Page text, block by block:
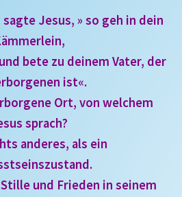
Jesus, » so geh in dein
bete zu deinem Vater, der
ist«.
Ort, von welchem
sprach?
anderes, als ein
und Frieden in seinem